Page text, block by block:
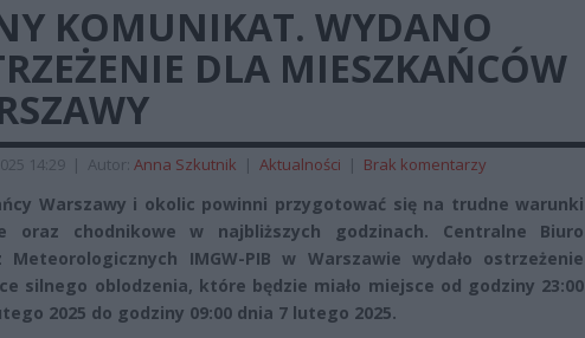
KOMUNIKAT. WYDANO
DLA MIESZKAŃCÓW
14:29 | Autor: Anna Szkutnik | Aktualności | Brak komentarzy
Warszawy i okolic powinni przygotować się na trudne warunki
oraz chodnikowe w najbliższych godzinach. Centralne Biuro
Meteorologicznych IMGW-PIB w Warszawie wydało ostrzeżenie
silnego oblodzenia, które będzie miało miejsce od godziny 23:00
2025 do godziny 09:00 dnia 7 lutego 2025.